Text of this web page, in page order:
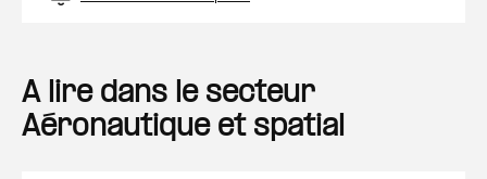
A lire dans le secteur
Aéronautique et spatial